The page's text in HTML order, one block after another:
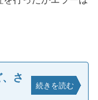
さ
続きを読む